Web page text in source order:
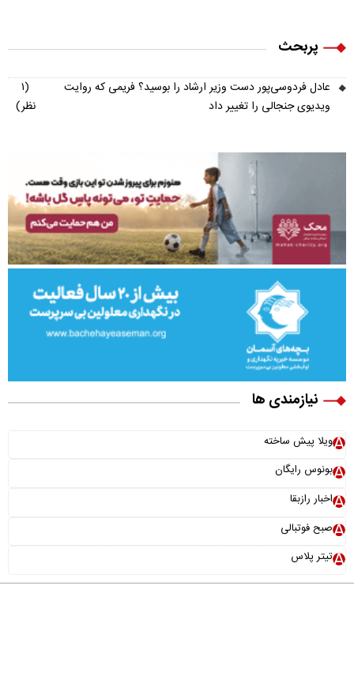
پربحث
عادل فردوسی‌پور دست وزیر ارشاد را بوسید؟ فریمی که روایت
ویدیوی جنجالی را تغییر داد
(۱
نظر)
نیازمندی ها
ویلا پیش ساخته
بونوس رایگان
اخبار رازبقا
صبح فوتبالی
تیتر پلاس